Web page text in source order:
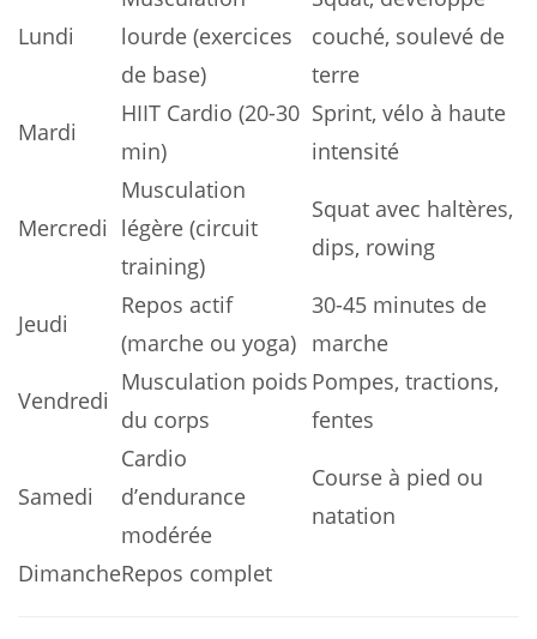
Lundi
lourde (exercices
de base)
couché, soulevé de
terre
Mardi
HIIT Cardio (20-30
min)
Sprint, vélo à haute
intensité
Mercredi
Musculation
légère (circuit
training)
Squat avec haltères,
dips, rowing
Jeudi
Repos actif
(marche ou yoga)
30-45 minutes de
marche
Vendredi
Musculation poids
du corps
Pompes, tractions,
fentes
Samedi
Cardio
d’endurance
modérée
Course à pied ou
natation
DimancheRepos complet